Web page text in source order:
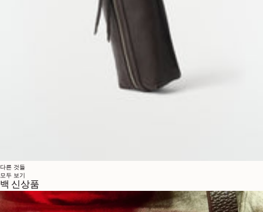
다른 것들
모두 보기
백 신상품